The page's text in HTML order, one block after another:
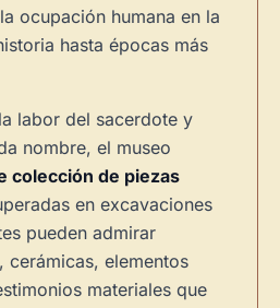
ocupación humana en la
hasta épocas más
labor del sacerdote y
nombre, el museo
colección de piezas
en excavaciones
pueden admirar
cerámicas, elementos
materiales que